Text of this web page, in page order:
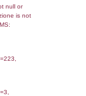
=
=